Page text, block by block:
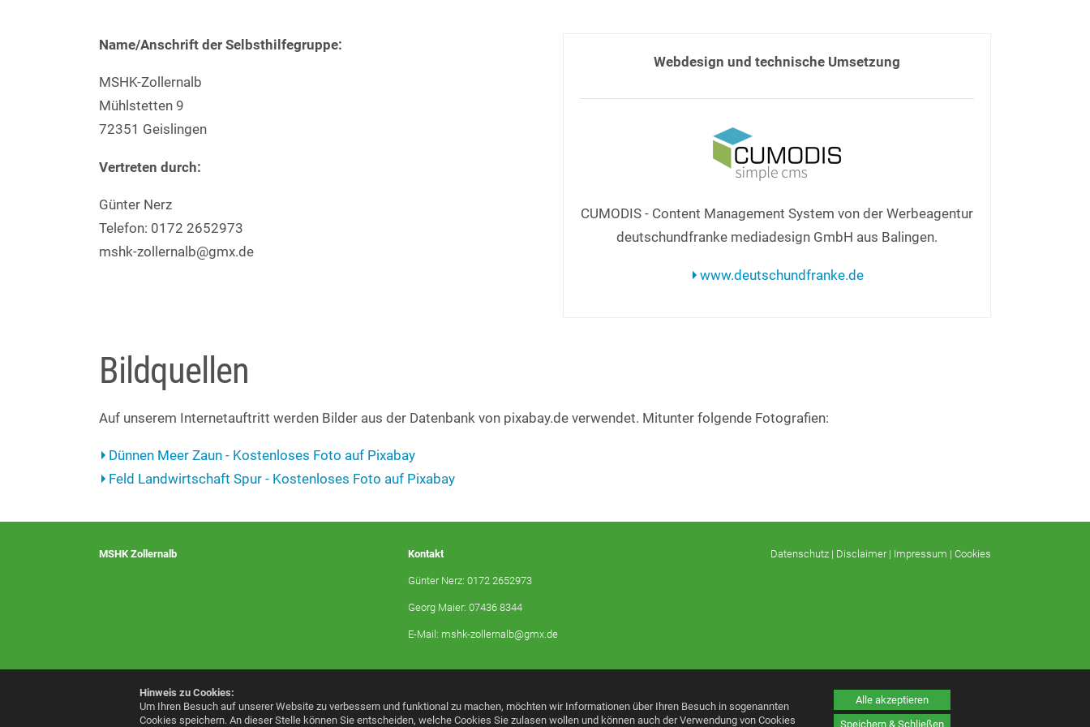
Alle akzeptieren
Speichern & Schließen
Hinweis zu Cookies:
Um Ihren Besuch auf unserer Website zu verbessern und funktional zu machen, möchten wir Informationen über Ihren Besuch in sogenannten
Cookies speichern. An dieser Stelle können Sie entscheiden, welche Cookies Sie zulasen wollen und können auch der Verwendung von Cookies
Name/Anschrift der Selbsthilfegruppe:
MSHK-Zollernalb
Mühlstetten 9
72351 Geislingen
Vertreten durch:
Günter Nerz
Telefon: 0172 2652973
mshk-zollernalb@gmx.de
Webdesign und technische Umsetzung
CUMODIS - Content Management System von der Werbeagentur
deutschundfranke mediadesign GmbH aus Balingen.
www.deutschundfranke.de
Bildquellen
Auf unserem Internetauftritt werden Bilder aus der Datenbank von pixabay.de verwendet. Mitunter folgende Fotografien:
Dünnen Meer Zaun - Kostenloses Foto auf Pixabay
Feld Landwirtschaft Spur - Kostenloses Foto auf Pixabay
MSHK Zollernalb Kontakt
Günter Nerz: 0172 2652973
Georg Maier: 07436 8344
E-Mail: mshk-zollernalb@gmx.de
Datenschutz | Disclaimer | Impressum | Cookies